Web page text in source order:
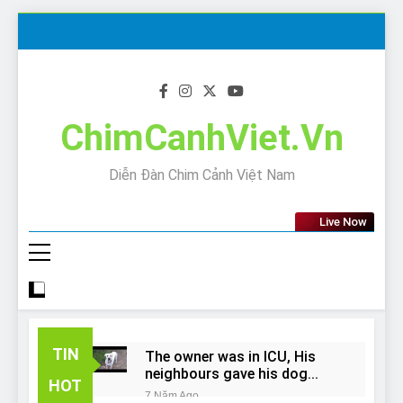
ChimCanhViet.Vn
Diễn Đàn Chim Cảnh Việt Nam
Live Now
TIN
HOT
The owner was in ICU, His
neighbours gave his dog
away!
7 Năm Ago